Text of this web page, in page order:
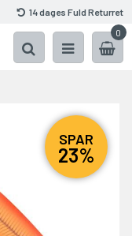
14 dages Fuld Returret
0
SPAR
23%